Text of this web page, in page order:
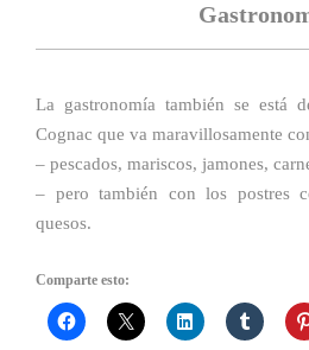
La gastronomía también se está
Cognac que va maravillosamente
– pescados, mariscos, jamones,
– pero también con los postres
quesos.
Comparte esto: